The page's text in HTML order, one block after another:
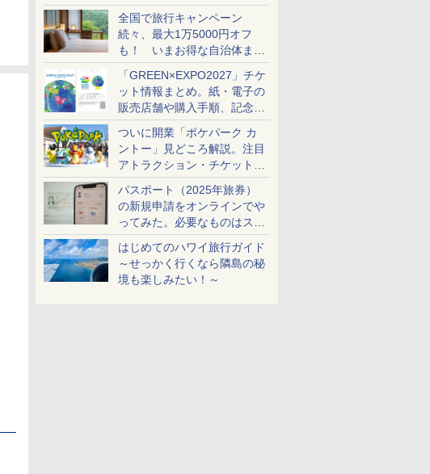
ど大型イベント目白押し！
全国で旅行キャンペーン
続々、最大1万5000円オフ
も！ いまお得な自治体まと
め
「GREEN×EXPO2027」チケ
ット情報まとめ。紙・電子の
販売店舗や購入手順、記念チ
ケットも解説
ついに開業「ポケパーク カ
ントー」見どころ解説。注目
アトラクション・チケット手
配・来場前に必要な準備は？
パスポート（2025年旅券）
の新規申請をオンラインでや
ってみた。必要なものはスマ
ホとマイナカードのみ
はじめてのハワイ旅行ガイド
～せっかく行くなら隣島の秘
境も楽しみたい！～